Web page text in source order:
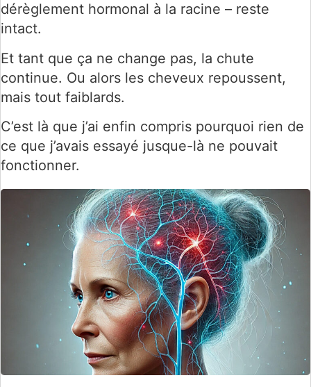
dérèglement hormonal à la racine – reste
intact.
Et tant que ça ne change pas, la chute
continue. Ou alors les cheveux repoussent,
mais tout faiblards.
C’est là que j’ai enfin compris pourquoi rien de
ce que j’avais essayé jusque-là ne pouvait
fonctionner.